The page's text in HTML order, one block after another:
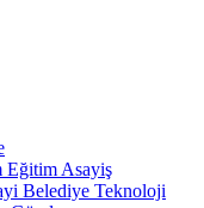
Eğitim Asayiş
Belediye Teknoloji